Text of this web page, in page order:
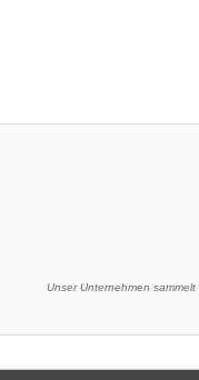
Unser Unternehmen